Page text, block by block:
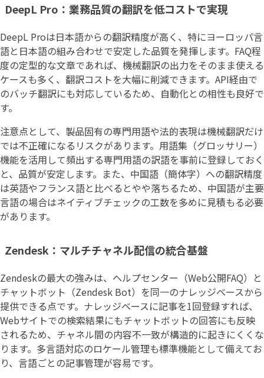
DeepL Pro：業務品質の翻訳を低コストで実現
DeepL Proは日本語からの翻訳精度が高く、特にヨーロッパ言
語と日本語の組み合わせで安定した品質を発揮します。FAQ程
度の定型的な文章であれば、機械翻訳の出力をそのまま使える
ケースも多く、翻訳コストを大幅に削減できます。API経由で
のバッチ翻訳にも対応しているため、自動化との相性も良好で
す。
注意点として、製品固有の専門用語や法的表現は機械翻訳だけ
では不正確になるリスクがあります。用語集（グロッサリー）
機能を活用して頻出する専門用語の訳語を事前に登録しておく
と、品質が安定します。また、中国語（簡体字）への翻訳精度
は英語やフランス語と比べるとやや落ちるため、中国語が主要
言語の場合はネイティブチェックの工数を多めに見積もる必要
があります。
Zendesk：マルチチャネル配信の統合基盤
Zendeskの最大の強みは、ヘルプセンター（Web公開FAQ）と
チャットボット（Zendesk Bot）を同一のナレッジベースから
提供できる点です。ナレッジベースに記事を1回登録すれば、
Webサイトでの検索結果にもチャットボットの回答にも反映
されるため、チャネル間の内容不一致が構造的に起きにくくな
ります。多言語対応のロケール管理も標準機能として備えてお
り、言語ごとの記事管理が容易です。